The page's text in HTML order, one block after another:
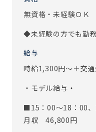
無資格・未経験ＯＫ
◆未経験の方でも勤
給与
時給1,300円～＋交
・モデル給与・
■15：00～18：00、
月収 46,800円